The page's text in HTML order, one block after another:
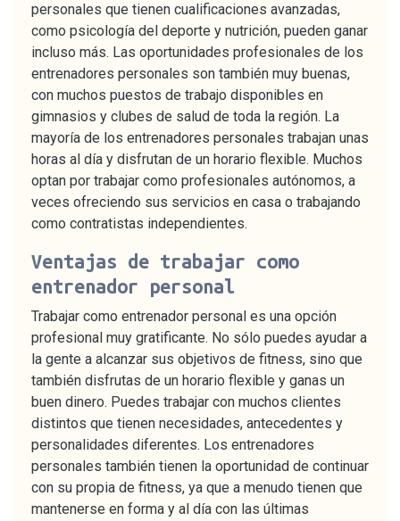
personales que tienen cualificaciones avanzadas,
como psicología del deporte y nutrición, pueden ganar
incluso más. Las oportunidades profesionales de los
entrenadores personales son también muy buenas,
con muchos puestos de trabajo disponibles en
gimnasios y clubes de salud de toda la región. La
mayoría de los entrenadores personales trabajan unas
horas al día y disfrutan de un horario flexible. Muchos
optan por trabajar como profesionales autónomos, a
veces ofreciendo sus servicios en casa o trabajando
como contratistas independientes.
Ventajas de trabajar como
entrenador personal
Trabajar como entrenador personal es una opción
profesional muy gratificante. No sólo puedes ayudar a
la gente a alcanzar sus objetivos de fitness, sino que
también disfrutas de un horario flexible y ganas un
buen dinero. Puedes trabajar con muchos clientes
distintos que tienen necesidades, antecedentes y
personalidades diferentes. Los entrenadores
personales también tienen la oportunidad de continuar
con su propia de fitness, ya que a menudo tienen que
mantenerse en forma y al día con las últimas